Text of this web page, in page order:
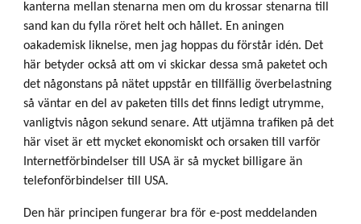
kanterna mellan stenarna men om du krossar stenarna till
sand kan du fylla röret helt och hållet. En aningen
oakademisk liknelse, men jag hoppas du förstår idén. Det
här betyder också att om vi skickar dessa små paketet och
det någonstans på nätet uppstår en tillfällig överbelastning
så väntar en del av paketen tills det finns ledigt utrymme,
vanligtvis någon sekund senare. Att utjämna trafiken på det
här viset är ett mycket ekonomiskt och orsaken till varför
Internetförbindelser till USA är så mycket billigare än
telefonförbindelser till USA.
Den här principen fungerar bra för e-post meddelanden